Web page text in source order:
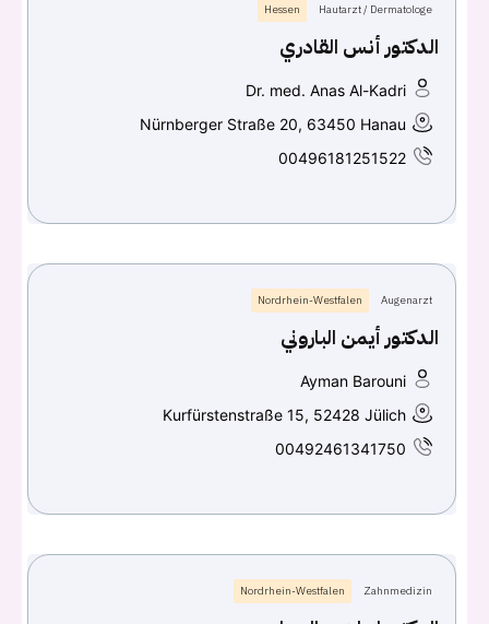
Hautarzt / Dermatologe
Hessen
الدكتور أنس القادري
Dr. med. Anas Al-Kadri
Nürnberger Straße 20, 63450 Hanau
00496181251522
Augenarzt
Nordrhein-Westfalen
الدكتور أيمن الباروني
Ayman Barouni
Kurfürstenstraße 15, 52428 Jülich
00492461341750
Zahnmedizin
Nordrhein-Westfalen